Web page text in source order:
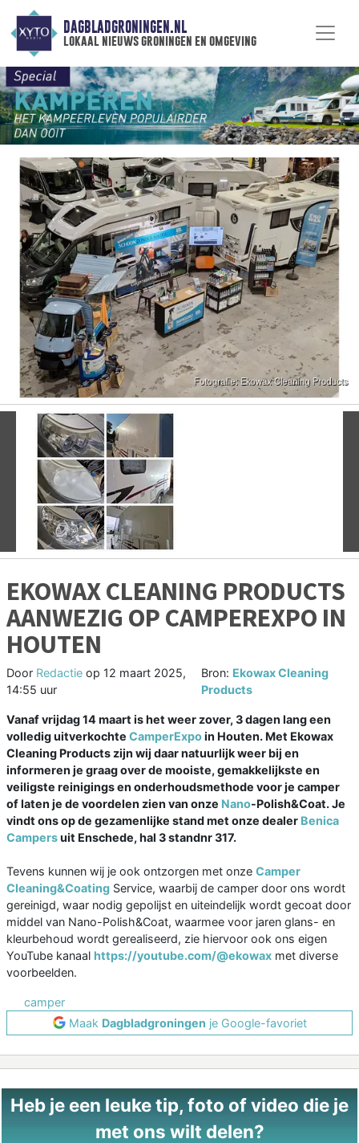
DAGBLADGRONINGEN.NL
lokaal nieuws groningen en omgeving
Vorige
EKOWAX CLEANING PRODUCTS
AANWEZIG OP CAMPEREXPO IN
HOUTEN
Door Redactie op 12 maart 2025,
14:55 uur
Bron: Ekowax Cleaning
Products
Vanaf vrijdag 14 maart is het weer zover, 3 dagen lang een
volledig uitverkochte CamperExpoin Houten. Met Ekowax
Cleaning Products zijn wij daar natuurlijk weer bij en
informeren je graag over de mooiste, gemakkelijkste en
veiligste reinigings en onderhoudsmethode voor je camper
of laten je de voordelen zien van onze Nano-Polish&Coat. Je
vindt ons op de gezamenlijke stand met onze dealer Benica
Campersuit Enschede, hal 3 standnr 317.
Tevens kunnen wij je ook ontzorgen met onze Camper
Cleaning&Coating Service, waarbij de camper door ons wordt
gereinigd, waar nodig gepolijst en uiteindelijk wordt gecoat door
middel van Nano-Polish&Coat, waarmee voor jaren glans- en
kleurbehoud wordt gerealiseerd, zie hiervoor ook ons eigen
YouTube kanaal https://youtube.com/@ekowax met diverse
voorbeelden.
camper
Maak Dagbladgroningen je Google-favoriet
Heb je een leuke tip, foto of video die je
met ons wilt delen?